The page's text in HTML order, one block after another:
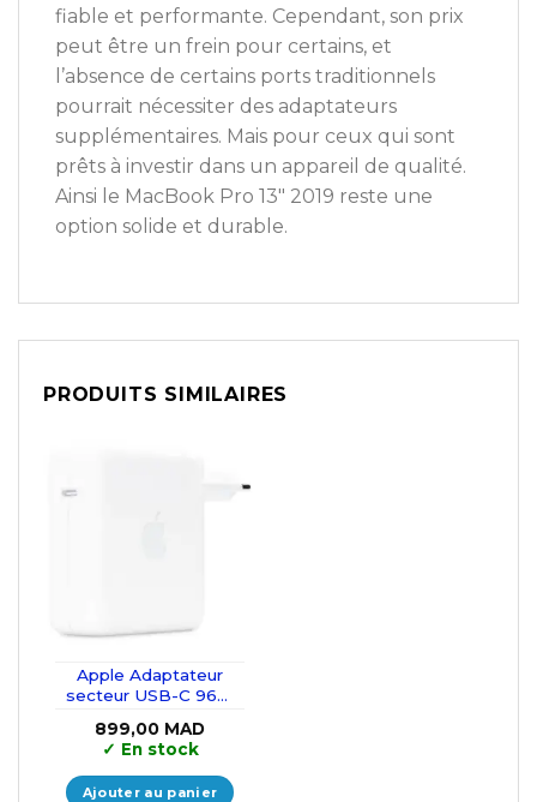
fiable et performante. Cependant, son prix
peut être un frein pour certains, et
l’absence de certains ports traditionnels
pourrait nécessiter des adaptateurs
supplémentaires. Mais pour ceux qui sont
prêts à investir dans un appareil de qualité.
Ainsi le MacBook Pro 13″ 2019 reste une
option solide et durable.
PRODUITS SIMILAIRES
Apple Adaptateur
secteur USB-C 96W
899,00 MAD
✓ En stock
Ajouter au panier